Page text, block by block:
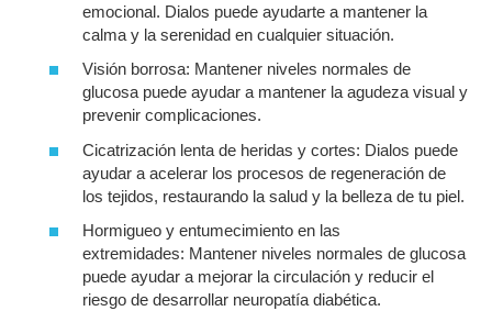
emocional. Dialos puede ayudarte a mantener la
calma y la serenidad en cualquier situación.
Visión borrosa: Mantener niveles normales de
glucosa puede ayudar a mantener la agudeza visual y
prevenir complicaciones.
Cicatrización lenta de heridas y cortes: Dialos puede
ayudar a acelerar los procesos de regeneración de
los tejidos, restaurando la salud y la belleza de tu piel.
Hormigueo y entumecimiento en las
extremidades: Mantener niveles normales de glucosa
puede ayudar a mejorar la circulación y reducir el
riesgo de desarrollar neuropatía diabética.